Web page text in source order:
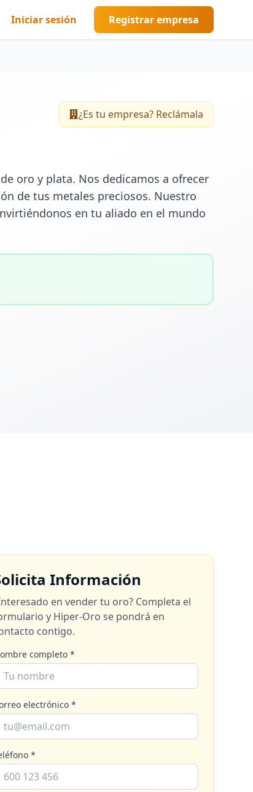
Iniciar sesión Registrar empresa
¿Es tu empresa? Reclámala
oro y plata. Nos dedicamos a ofrecer
de tus metales preciosos. Nuestro
en tu aliado en el mundo
Información
en vender tu oro? Completa el
y Hiper-Oro se pondrá en
contigo.
completo *
electrónico *
*